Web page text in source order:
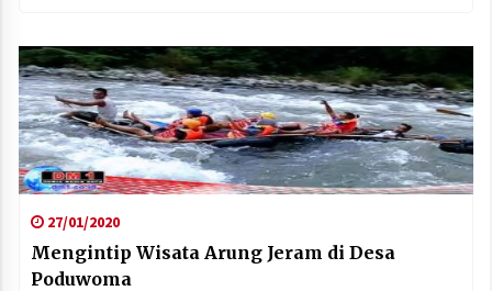
27/01/2020
Mengintip Wisata Arung Jeram di Desa
Poduwoma